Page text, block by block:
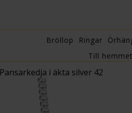
Bröllop Ringar
Till hemmet
Pansarkedja i äkta silver 42